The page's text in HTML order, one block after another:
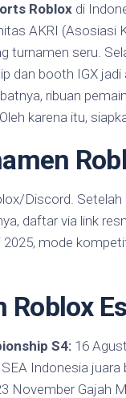
Roblox di
AKRI (Asosiasi
turnamen seru.
dan booth IGX jadi
ribuan
karena itu,
Discord.
daftar via link
2025, mode
Roblox
S4: 16
Indonesia juara
November Gajah